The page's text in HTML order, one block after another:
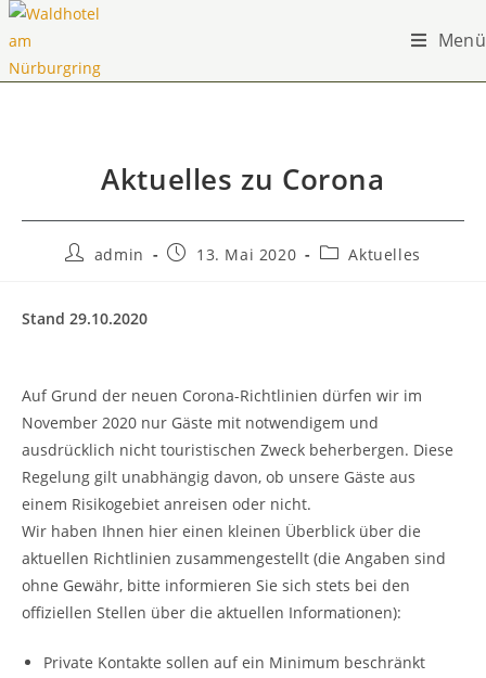
Menü
Aktuelles zu Corona
admin 13. Mai 2020 Aktuelles
Stand 29.10.2020
Auf Grund der neuen Corona-Richtlinien dürfen wir im
November 2020 nur Gäste mit notwendigem und
ausdrücklich nicht touristischen Zweck beherbergen. Diese
Regelung gilt unabhängig davon, ob unsere Gäste aus
einem Risikogebiet anreisen oder nicht.
Wir haben Ihnen hier einen kleinen Überblick über die
aktuellen Richtlinien zusammengestellt (die Angaben sind
ohne Gewähr, bitte informieren Sie sich stets bei den
offiziellen Stellen über die aktuellen Informationen):
Private Kontakte sollen auf ein Minimum beschränkt